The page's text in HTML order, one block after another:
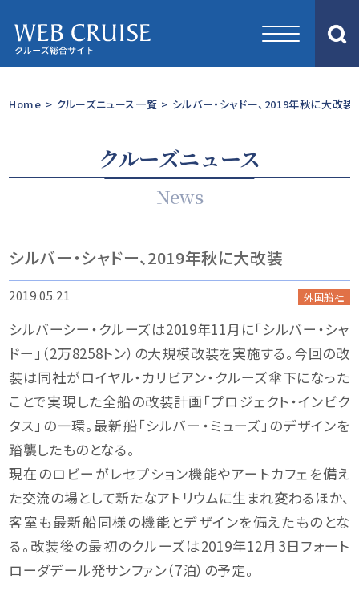
Home > クルーズニュース一覧 > シルバー・シャドー、2019年秋に大改装
クルーズニュース
News
シルバー・シャドー、2019年秋に大改装
2019.05.21 外国船社
シルバーシー・クルーズは2019年11月に「シルバー・シャ
ドー」（2万8258トン）の大規模改装を実施する。今回の改
装は同社がロイヤル・カリビアン・クルーズ傘下になった
ことで実現した全船の改装計画「プロジェクト・インビク
タス」の一環。最新船「シルバー・ミューズ」のデザインを
踏襲したものとなる。
現在のロビーがレセプション機能やアートカフェを備え
た交流の場として新たなアトリウムに生まれ変わるほか、
客室も最新船同様の機能とデザインを備えたものとな
る。改装後の最初のクルーズは2019年12月3日フォート
ローダデール発サンファン（7泊）の予定。